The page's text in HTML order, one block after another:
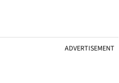
ADVERTISEMENT